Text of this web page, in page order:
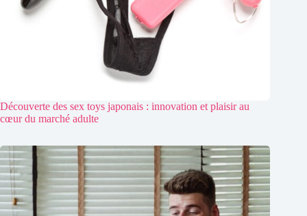
Découverte des sex toys japonais : innovation et plaisir au
cœur du marché adulte